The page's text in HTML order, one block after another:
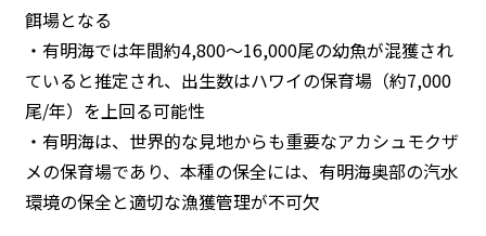
餌場となる
・有明海では年間約4,800～16,000尾の幼魚が混獲され
ていると推定され、出生数はハワイの保育場（約7,000
尾/年）を上回る可能性
・有明海は、世界的な見地からも重要なアカシュモクザ
メの保育場であり、本種の保全には、有明海奥部の汽水
環境の保全と適切な漁獲管理が不可欠